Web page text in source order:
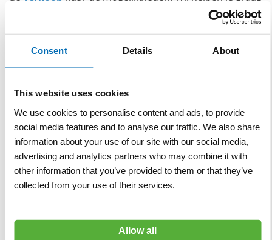
Consent Details About
This website uses cookies
We use cookies to personalise content and ads, to provide
social media features and to analyse our traffic. We also share
information about your use of our site with our social media,
advertising and analytics partners who may combine it with
other information that you’ve provided to them or that they’ve
collected from your use of their services.
Allow all
Afvalbakken-Collect
Inhoud 75 L
Materiaal Aluminium, frame: staal
Gerelateerde producten